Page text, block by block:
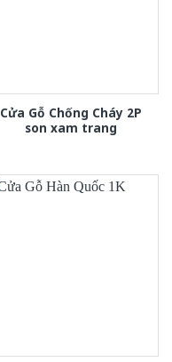
Cửa Gỗ Chống Cháy 2P
son xam trang